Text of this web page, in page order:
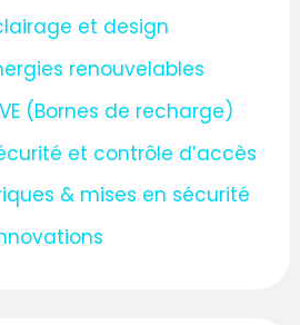
et design
renouvelables
(Bornes de recharge)
et contrôle d’accès
& mises en sécurité